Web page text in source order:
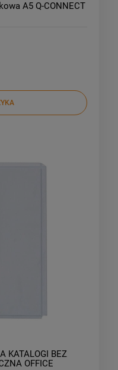
A5 Q-CONNECT
KATALOGI BEZ
OFFICE